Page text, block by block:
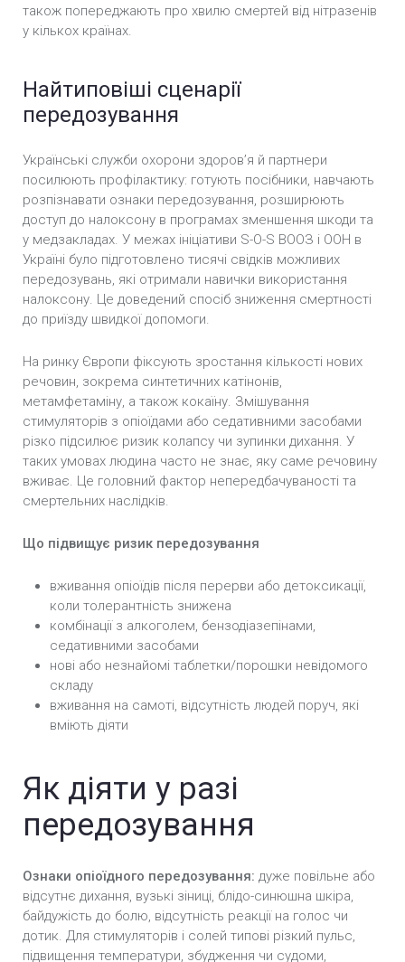
також попереджають про хвилю смертей від нітразенів
у кількох країнах.
Найтиповіші сценарії
передозування
Українські служби охорони здоров’я й партнери
посилюють профілактику: готують посібники, навчають
розпізнавати ознаки передозування, розширюють
доступ до налоксону в програмах зменшення шкоди та
у медзакладах. У межах ініціативи S-O-S ВООЗ і ООН в
Україні було підготовлено тисячі свідків можливих
передозувань, які отримали навички використання
налоксону. Це доведений спосіб зниження смертності
до приїзду швидкої допомоги.
На ринку Європи фіксують зростання кількості нових
речовин, зокрема синтетичних катінонiв,
метамфетаміну, а також кокаїну. Змішування
стимуляторів з опіоїдами або седативними засобами
різко підсилює ризик колапсу чи зупинки дихання. У
таких умовах людина часто не знає, яку саме речовину
вживає. Це головний фактор непередбачуваності та
смертельних наслідків.
Що підвищує ризик передозування
вживання опіоїдів після перерви або детоксикації,
коли толерантність знижена
комбінації з алкоголем, бензодіазепінами,
седативними засобами
нові або незнайомі таблетки/порошки невідомого
складу
вживання на самоті, відсутність людей поруч, які
вміють діяти
Як діяти у разі
передозування
Ознаки опіоїдного передозування: дуже повільне або
відсутнє дихання, вузькі зіниці, блідо-синюшна шкіра,
байдужість до болю, відсутність реакції на голос чи
дотик. Для стимуляторів і солей типові різкий пульс,
підвищення температури, збудження чи судоми,